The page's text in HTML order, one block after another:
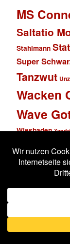
MS
Saltatio
Stahlmann
Super
Tanzwut
Wacken
Wave
Wiesbaden
Impressum